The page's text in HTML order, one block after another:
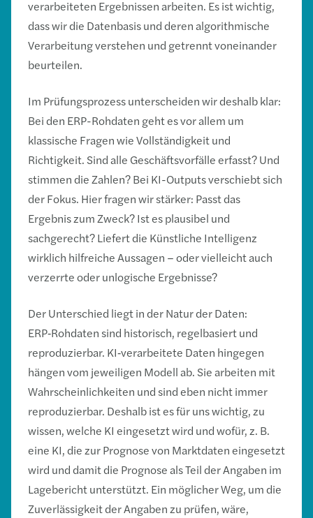
verarbeiteten Ergebnissen arbeiten. Es ist wichtig,
dass wir die Datenbasis und deren algorithmische
Verarbeitung verstehen und getrennt voneinander
beurteilen.
Im Prüfungsprozess unterscheiden wir deshalb klar:
Bei den ERP-Rohdaten geht es vor allem um
klassische Fragen wie Vollständigkeit und
Richtigkeit. Sind alle Geschäftsvorfälle erfasst? Und
stimmen die Zahlen? Bei KI-Outputs verschiebt sich
der Fokus. Hier fragen wir stärker: Passt das
Ergebnis zum Zweck? Ist es plausibel und
sachgerecht? Liefert die Künstliche Intelligenz
wirklich hilfreiche Aussagen – oder vielleicht auch
verzerrte oder unlogische Ergebnisse?
Der Unterschied liegt in der Natur der Daten:
ERP‑Rohdaten sind historisch, regelbasiert und
reproduzierbar. KI‑verarbeitete Daten hingegen
hängen vom jeweiligen Modell ab. Sie arbeiten mit
Wahrscheinlichkeiten und sind eben nicht immer
reproduzierbar. Deshalb ist es für uns wichtig, zu
wissen, welche KI eingesetzt wird und wofür, z. B.
eine KI, die zur Prognose von Marktdaten eingesetzt
wird und damit die Prognose als Teil der Angaben im
Lagebericht unterstützt. Ein möglicher Weg, um die
Zuverlässigkeit der Angaben zu prüfen, wäre,